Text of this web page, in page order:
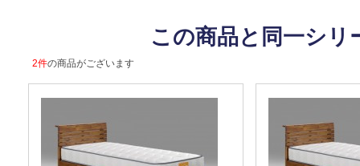
この商品と同一シ
2件の商品がございます